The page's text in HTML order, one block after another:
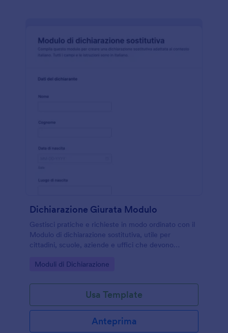
Dichiarazione Giurata Modulo
Gestisci pratiche e richieste in modo ordinato con il
Modulo di dichiarazione sostitutiva, utile per
cittadini, scuole, aziende e uffici che devono
modulo.
Go to Category:
Moduli di Dichiarazione
Usa Template
Anteprima